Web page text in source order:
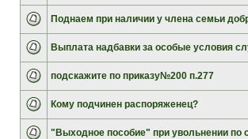
Поднаем при наличии у члена семьи
Выплата надбавки за особые условия
подскажите по приказу№200 п.277
Кому подчинен распоряженец?
"Выходное пособие" при увольнении по